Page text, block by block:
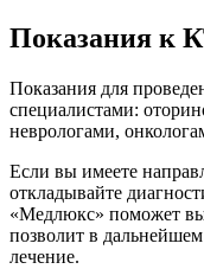
Показания к
Показания для
специалистами:
неврологами,
Если вы имеете
откладывайте
«Медлюкс» поможет
позволит в
лечение.